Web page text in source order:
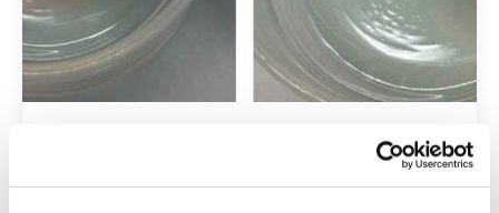
Vom Abfallholz zum High-
Tech-Material